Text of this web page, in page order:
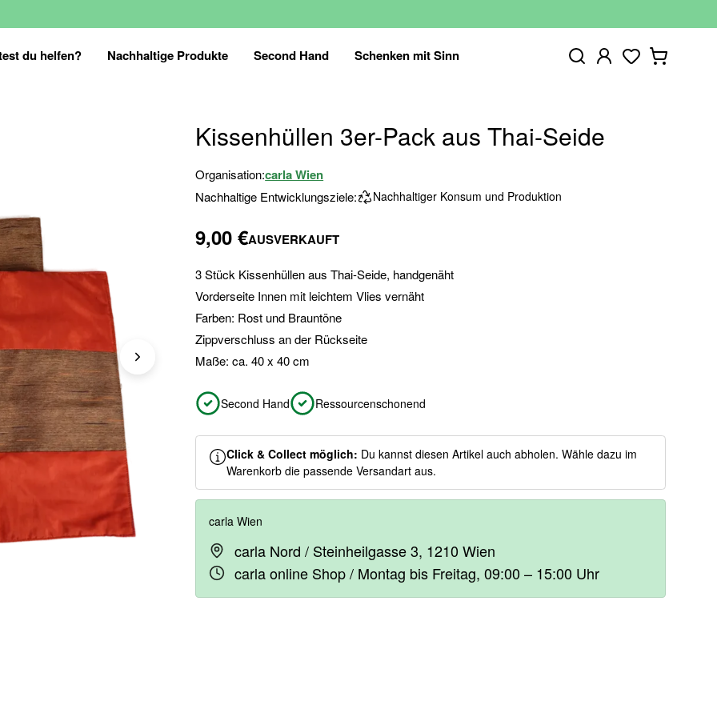
du helfen? Nachhaltige Produkte Second Hand Schenken mit Sinn
Kissenhüllen 3er-Pack aus Thai-Seide
Organisation:carla Wien
Nachhaltige Entwicklungsziele: Nachhaltiger Konsum und Produktion
9,00 €AUSVERKAUFT
3 Stück Kissenhüllen aus Thai-Seide, handgenäht
Vorderseite Innen mit leichtem Vlies vernäht
Farben: Rost und Brauntöne
Zippverschluss an der Rückseite
Maße: ca. 40 x 40 cm
Second Hand Ressourcenschonend
Click & Collect möglich: Du kannst diesen Artikel auch abholen. Wähle dazu im
Warenkorb die passende Versandart aus.
carla Wien
carla Nord / Steinheilgasse 3, 1210 Wien
carla online Shop / Montag bis Freitag, 09:00 – 15:00 Uhr